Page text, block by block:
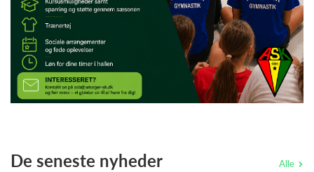
De seneste nyheder Alle